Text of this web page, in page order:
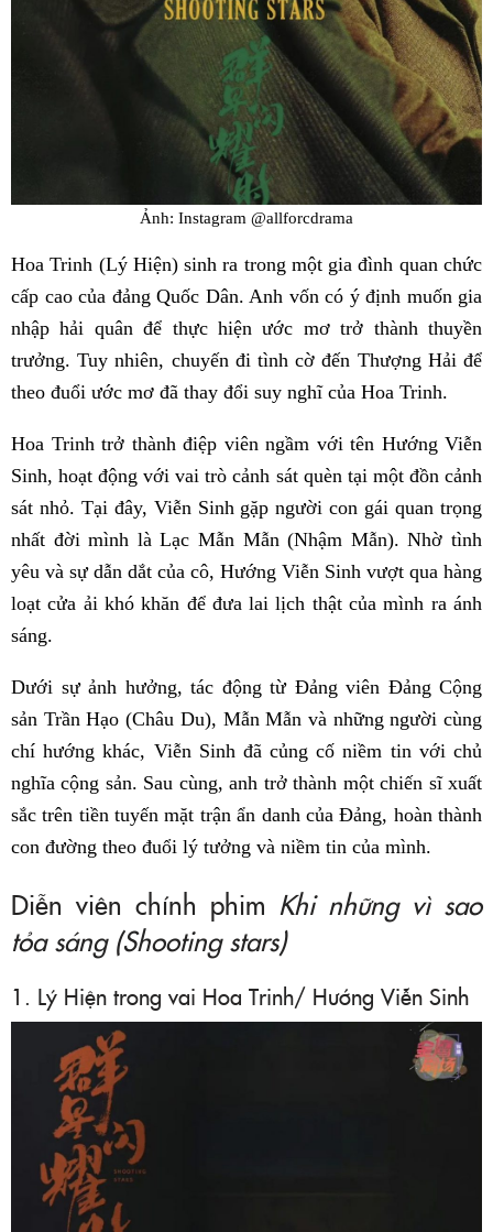
Ảnh: Instagram @allforcdrama
Hoa Trinh (Lý Hiện) sinh ra trong một gia đình quan chức
cấp cao của đảng Quốc Dân. Anh vốn có ý định muốn gia
nhập hải quân để thực hiện ước mơ trở thành thuyền
trưởng. Tuy nhiên, chuyến đi tình cờ đến Thượng Hải để
theo đuổi ước mơ đã thay đổi suy nghĩ của Hoa Trinh.
Hoa Trinh trở thành điệp viên ngầm với tên Hướng Viễn
Sinh, hoạt động với vai trò cảnh sát quèn tại một đồn cảnh
sát nhỏ. Tại đây, Viễn Sinh gặp người con gái quan trọng
nhất đời mình là Lạc Mẫn Mẫn (Nhậm Mẫn). Nhờ tình
yêu và sự dẫn dắt của cô, Hướng Viễn Sinh vượt qua hàng
loạt cửa ải khó khăn để đưa lai lịch thật của mình ra ánh
sáng.
Dưới sự ảnh hưởng, tác động từ Đảng viên Đảng Cộng
sản Trần Hạo (Châu Du), Mẫn Mẫn và những người cùng
chí hướng khác, Viễn Sinh đã củng cố niềm tin với chủ
nghĩa cộng sản. Sau cùng, anh trở thành một chiến sĩ xuất
sắc trên tiền tuyến mặt trận ẩn danh của Đảng, hoàn thành
con đường theo đuổi lý tưởng và niềm tin của mình.
Diễn viên chính phim Khi những vì sao
tỏa sáng (Shooting stars)
1. Lý Hiện trong vai Hoa Trinh/ Hướng Viễn Sinh